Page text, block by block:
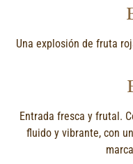
Una explosión de fruta
Entrada fresca y frutal.
fluido y vibrante, con